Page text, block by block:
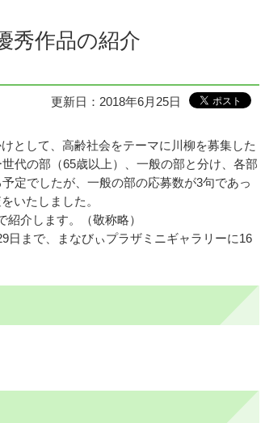
秀作品の紹介
更新日：2018年6月25日
として、高齢社会をテーマに川柳を募集した
代の部（65歳以上）、一般の部と分け、各部
定でしたが、一般の部の応募数が3句であっ
いたしました。
介します。（敬称略）
まで、まなびぃプラザミニギャラリーに16